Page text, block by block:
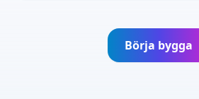
Börja bygga